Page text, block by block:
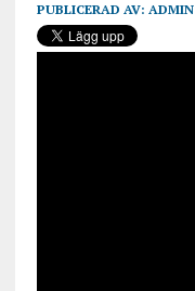
PUBLICERAD AV: ADMIN